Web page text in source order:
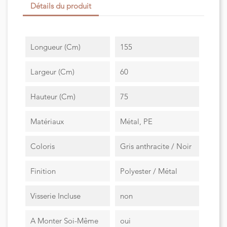
Détails du produit
Longueur (cm) 155
Largeur (cm) 60
Hauteur (cm) 75
Matériaux Métal, PE
Coloris Gris anthracite / Noir
Finition Polyester / Métal
Visserie Incluse non
A Monter Soi-Même oui